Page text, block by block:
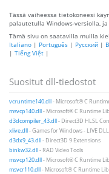
Tässä vaiheessa tietokoneesi
palautetulla Windows-versiolla,
Tämä sivu on saatavilla muilla
Italiano | Português | Русский |
| Tiếng Việt |
Suositut dll-tiedostot
vcruntime140.dll- Microsoft® C
msvcp140.dll- Microsoft® C Runtime
d3dcompiler_43.dll- Direct3D HLSL
xlive.dll- Games for Windows - LIVE DLL
d3dx9_43.dll- Direct3D 9 Extensions
binkw32.dll- RAD Video Tools
msvcp120.dll- Microsoft® C Runtime
msvcr110.dll- Microsoft® C Runtime